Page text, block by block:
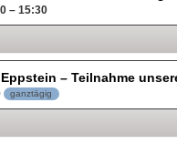
– 15:30
– Teilnahme
ganztägig